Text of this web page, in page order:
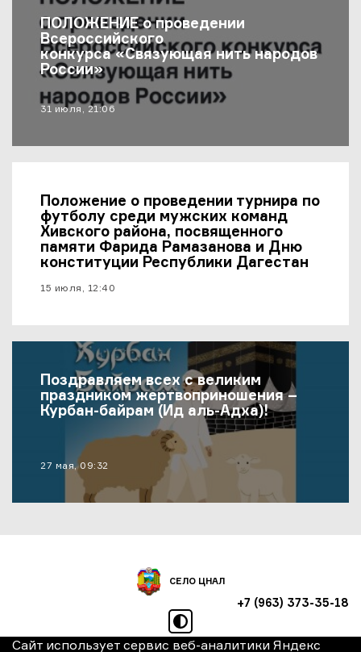
Последние Новости
ПОЛОЖЕНИЕ о проведении
Всероссийского
конкурса «Связующая нить народов
России»
материал опубликован
31 июля, 21:06
Положение о проведении турнира по
футболу среди мужских команд
Хивского района, посвященного
памяти Фарида Рамазанова и Дню
конституции Республики Дагестан
материал опубликован
15 июля, 12:40
Поздравляем всех с великим
праздником жертвоприношения –
Курбан-байрам (Ид аль-Адха)!
материал опубликован
27 мая, 09:32
СЕЛО ЦНАЛ
+7 (963) 373-35-18
режим высокой
Сайт использует сервис веб-аналитики Яндекс